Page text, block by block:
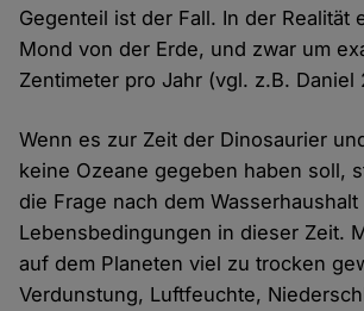
Gegenteil ist der Fall. In der Realität
Mond von der Erde, und zwar um
Zentimeter pro Jahr (vgl. z.B. Daniel
Wenn es zur Zeit der Dinosaurier
keine Ozeane gegeben haben soll,
die Frage nach dem
Lebensbedingungen in dieser Zeit.
auf dem Planeten viel zu trocken
Verdunstung, Luftfeuchte,